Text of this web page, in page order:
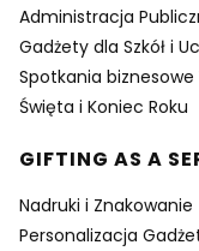
Administracja
Gadżety dla Szkół i
Spotkania biznesowe
Święta i Koniec Roku
GIFTING AS A
Nadruki i Znakowanie
Personalizacja